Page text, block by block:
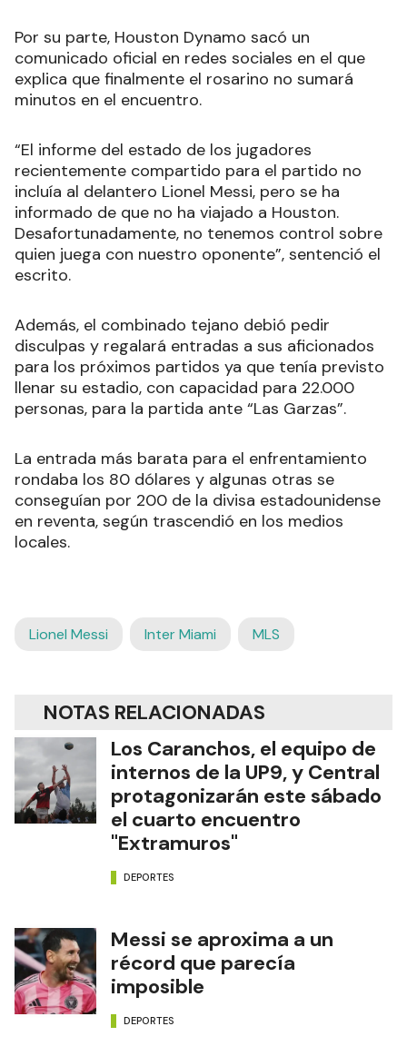
Por su parte, Houston Dynamo sacó un
comunicado oficial en redes sociales en el que
explica que finalmente el rosarino no sumará
minutos en el encuentro.
“El informe del estado de los jugadores
recientemente compartido para el partido no
incluía al delantero Lionel Messi, pero se ha
informado de que no ha viajado a Houston.
Desafortunadamente, no tenemos control sobre
quien juega con nuestro oponente”, sentenció el
escrito.
Además, el combinado tejano debió pedir
disculpas y regalará entradas a sus aficionados
para los próximos partidos ya que tenía previsto
llenar su estadio, con capacidad para 22.000
personas, para la partida ante “Las Garzas”.
La entrada más barata para el enfrentamiento
rondaba los 80 dólares y algunas otras se
conseguían por 200 de la divisa estadounidense
en reventa, según trascendió en los medios
locales.
Lionel Messi Inter Miami MLS
NOTAS RELACIONADAS
Los Caranchos, el equipo de
internos de la UP9, y Central
protagonizarán este sábado
el cuarto encuentro
"Extramuros"
DEPORTES
Messi se aproxima a un
récord que parecía
imposible
DEPORTES